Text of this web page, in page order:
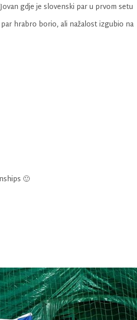
gdje je slovenski par u prvom setu
hrabro borio, ali nažalost izgubio na
🙂